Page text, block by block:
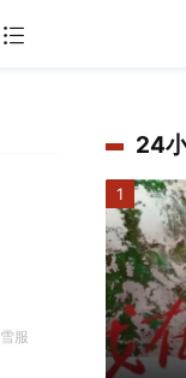
服
24
1